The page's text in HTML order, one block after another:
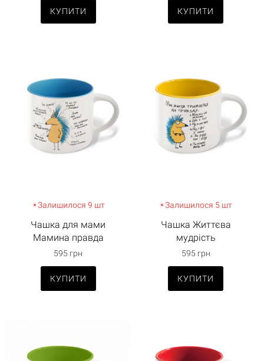
КУПИТИ КУПИТИ
Залишилося 9 шт
Чашка для мами
Мамина правда
595 грн
КУПИТИ
Залишилося 5 шт
Чашка Життєва
мудрість
595 грн
КУПИТИ